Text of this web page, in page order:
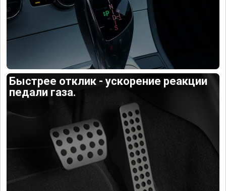
Быстрее отклик - ускорение реакции
педали газа.